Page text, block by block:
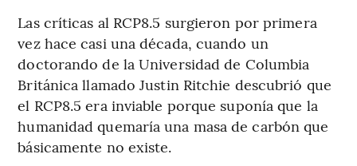
Las críticas al RCP8.5 surgieron por primera
vez hace casi una década, cuando un
doctorando de la Universidad de Columbia
Británica llamado Justin Ritchie descubrió que
el RCP8.5 era inviable porque suponía que la
humanidad quemaría una masa de carbón que
básicamente no existe.